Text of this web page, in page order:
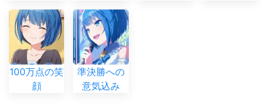
100万点の笑
顔
準決勝への
意気込み